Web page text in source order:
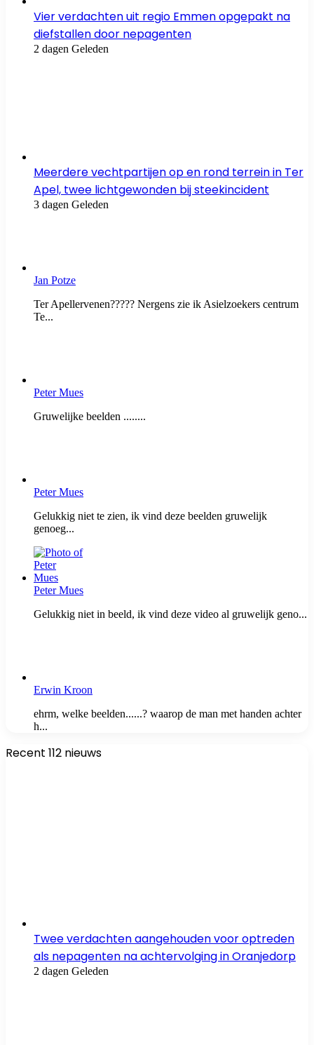
Vier verdachten uit regio Emmen opgepakt na
diefstallen door nepagenten
2 dagen Geleden
Meerdere vechtpartijen op en rond terrein in Ter
Apel, twee lichtgewonden bij steekincident
3 dagen Geleden
Jan Potze
Ter Apellervenen????? Nergens zie ik Asielzoekers centrum
Te...
Peter Mues
Gruwelijke beelden ........
Peter Mues
Gelukkig niet te zien, ik vind deze beelden gruwelijk
genoeg...
Peter Mues
Gelukkig niet in beeld, ik vind deze video al gruwelijk geno...
Erwin Kroon
ehrm, welke beelden......? waarop de man met handen achter
h...
Recent 112 nieuws
Twee verdachten aangehouden voor optreden
als nepagenten na achtervolging in Oranjedorp
2 dagen Geleden